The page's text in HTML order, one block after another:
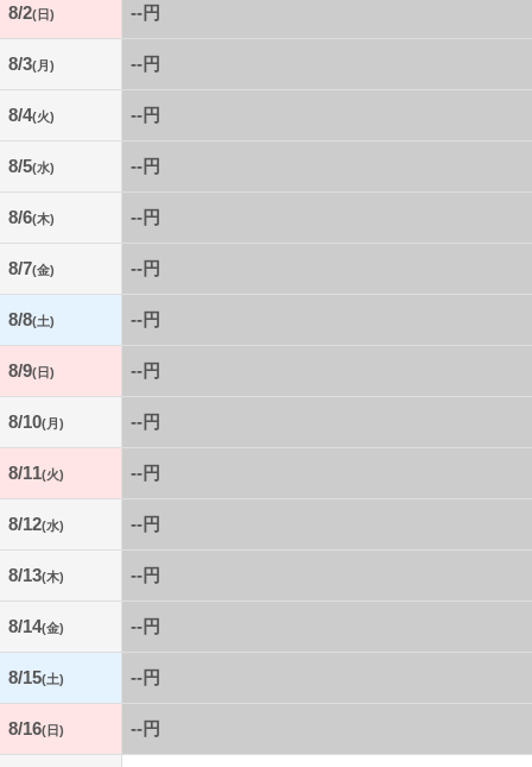
8/2(日) --円
8/3(月) --円
8/4(火) --円
8/5(水) --円
8/6(木) --円
8/7(金) --円
8/8(土) --円
8/9(日) --円
8/10(月) --円
8/11(火) --円
8/12(水) --円
8/13(木) --円
8/14(金) --円
8/15(土) --円
8/16(日) --円